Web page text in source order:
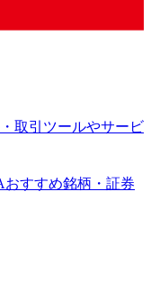
取引ツールやサービ
すすめ銘柄・証券